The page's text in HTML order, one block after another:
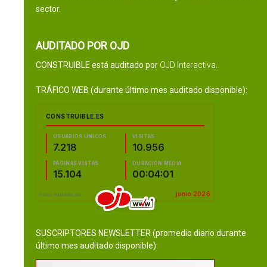
sector.
AUDITADO POR OJD
CONSTRUIBLE está auditado por OJD Interactiva
TRÁFICO WEB (durante último mes auditado disponible):
SUSCRIPTORES NEWSLETTER (promedio diario durante
último mes auditado disponible):